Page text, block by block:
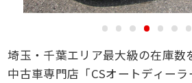
埼玉・千葉エリア最大級の在庫数
中古車専門店「CSオートディー